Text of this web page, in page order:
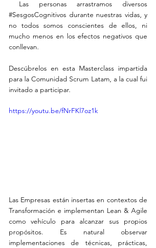
#SesgosCognitivos durante nuestras vidas, y
no todos somos conscientes de ellos, ni
mucho menos en los efectos negativos que
conllevan.
Descúbrelos en esta Masterclass impartida
para la Comunidad Scrum Latam, a la cual fui
invitado a participar.
https://youtu.be/fNrFKl7oz1k
Las Empresas están insertas en contextos de
Transformación e implementan Lean & Agile
como vehículo para alcanzar sus propios
propósitos. Es natural observar
implementaciones de técnicas, prácticas,